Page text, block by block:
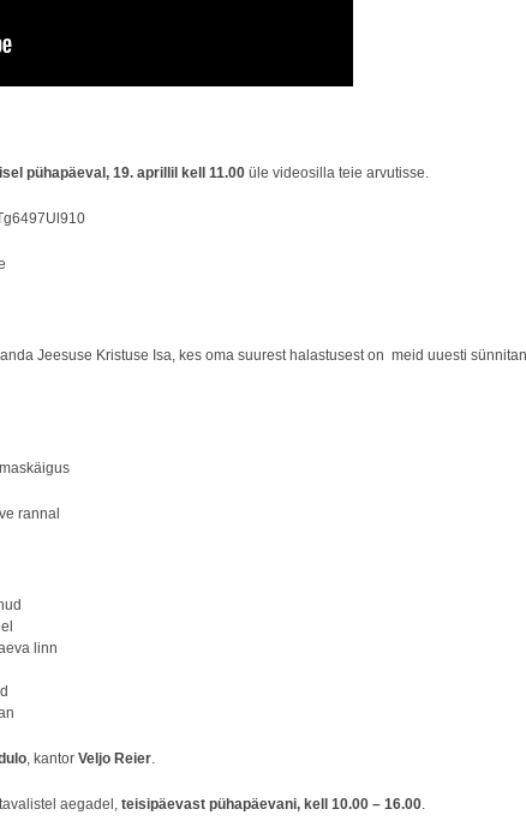
pühapäeval, 19. aprillil kell 11.00 üle videosilla teie arvutisse.
Jeesuse Kristuse Isa, kes oma suurest halastusest on meid uuesti
rannal
linn
, kantor Veljo Reier.
aegadel, teisipäevast pühapäevani, kell 10.00 – 16.00.